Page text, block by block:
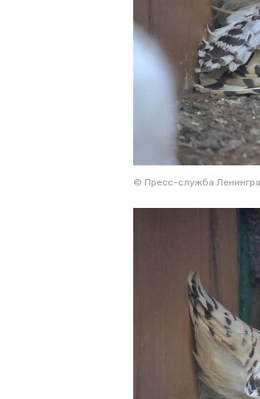
© Пресс-служба